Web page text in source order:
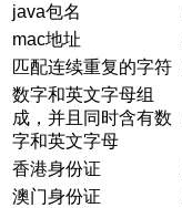
java包名
mac地址
匹配连续重复的字符
数字和英文字母组
成，并且同时含有数
字和英文字母
香港身份证
澳门身份证